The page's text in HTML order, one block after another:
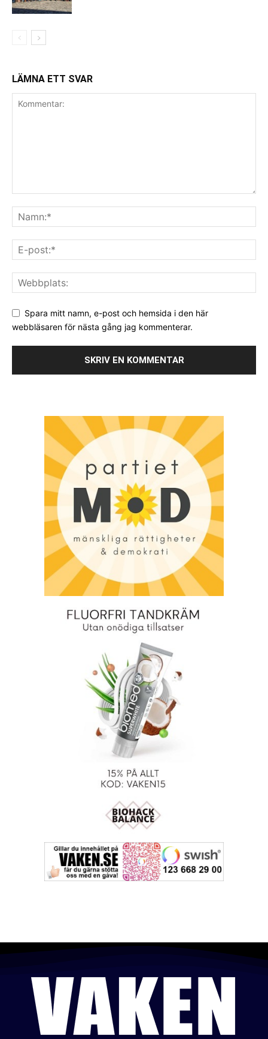
LÄMNA ETT SVAR
Spara mitt namn, e-post och hemsida i den här
webbläsaren för nästa gång jag kommenterar.